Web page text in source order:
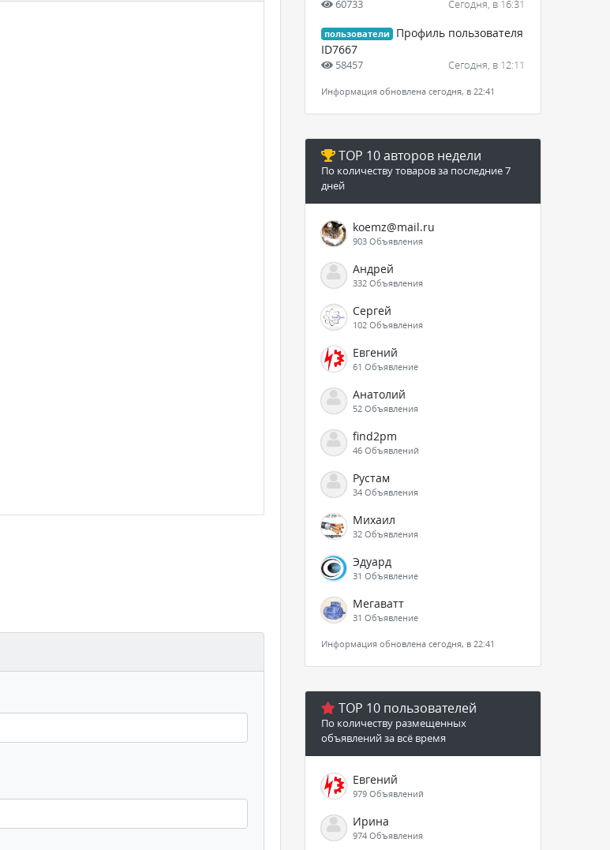
60733 Сегодня, в 16:31
пользователи
Профиль пользователя
ID7667
58457 Сегодня, в 12:11
Информация обновлена сегодня, в 22:41
TOP 10 авторов недели
По количеству товаров за последние 7
дней
koemz@mail.ru
903 Объявления
Андрей
332 Объявления
Сергей
102 Объявления
Евгений
61 Объявление
Анатолий
52 Объявления
find2pm
46 Объявлений
Рустам
34 Объявления
Михаил
32 Объявления
Эдуард
31 Объявление
Мегаватт
31 Объявление
Информация обновлена сегодня, в 22:41
TOP 10 пользователей
По количеству размещенных
объявлений за всё время
Евгений
979 Объявлений
Ирина
974 Объявления